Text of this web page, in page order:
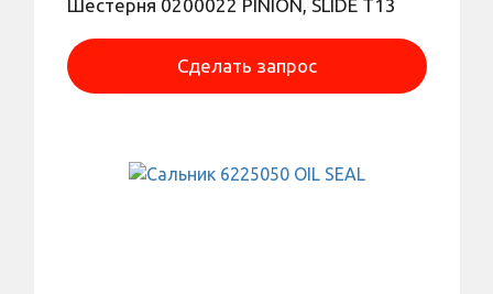
Шестерня 0200022 PINION, SLIDE T13
Сделать запрос